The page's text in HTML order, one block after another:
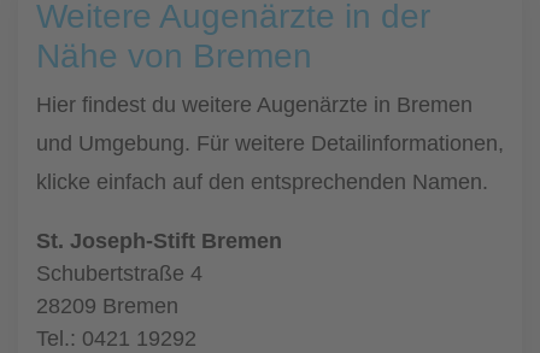
Weitere Augenärzte in der
Nähe von Bremen
Hier findest du weitere Augenärzte in Bremen
und Umgebung. Für weitere Detailinformationen,
klicke einfach auf den entsprechenden Namen.
St. Joseph-Stift Bremen
Schubertstraße 4
28209 Bremen
Tel.: 0421 19292